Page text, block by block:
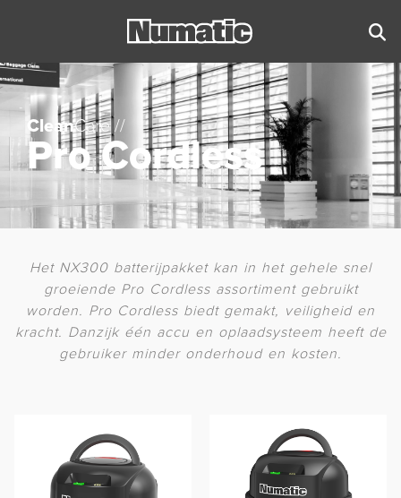
CleanCare //
Pro Cordless
Het NX300 batterijpakket kan in het gehele snel
groeiende Pro Cordless assortiment gebruikt
worden. Pro Cordless biedt gemakt, veiligheid en
kracht. Danzijk één accu en oplaadsysteem heeft de
gebruiker minder onderhoud en kosten.